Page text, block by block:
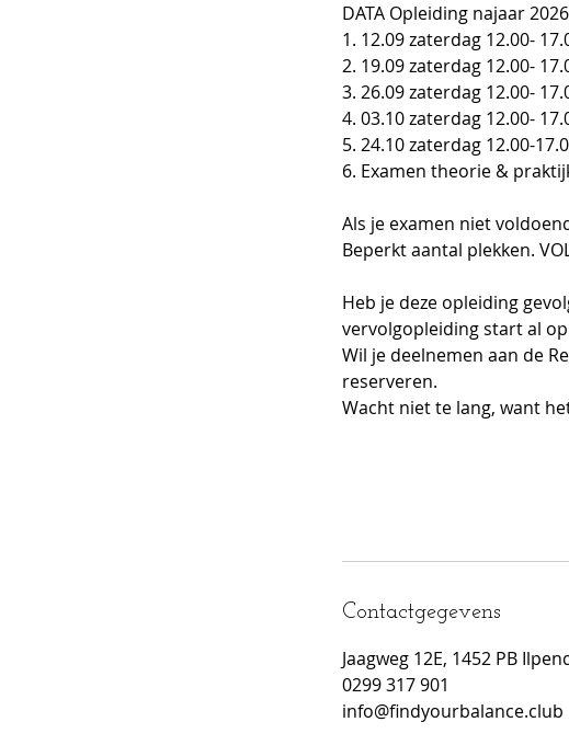
DATA Opleiding najaar
1. 12.09 zaterdag 12.00-
2. 19.09 zaterdag 12.00-
3. 26.09 zaterdag 12.00-
4. 03.10 zaterdag 12.00-
5. 24.10 zaterdag 12.00-
6. Examen theorie &
Als je examen niet
Beperkt aantal plekken.
Heb je deze opleiding
vervolgopleiding start al
Wil je deelnemen aan de
reserveren.
Wacht niet te lang, want
Contactgegevens
Jaagweg 12E, 1452 PB
0299 317 901
info@findyourbalance.club